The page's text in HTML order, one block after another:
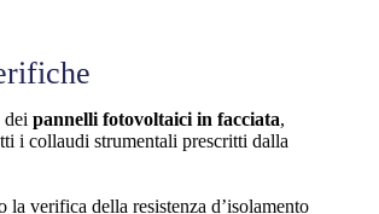
dei pannelli fotovoltaici in facciata,
i collaudi strumentali prescritti dalla
la verifica della resistenza d’isolamento